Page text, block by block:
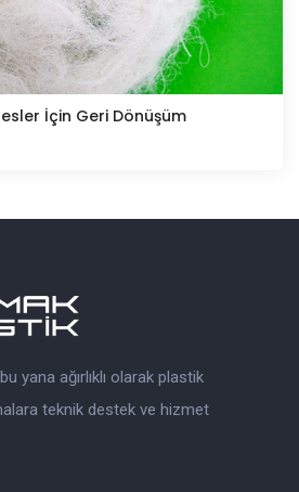
İçin Geri Dönüşüm
yana ağırlıklı olarak plastik
teknik destek ve hizmet